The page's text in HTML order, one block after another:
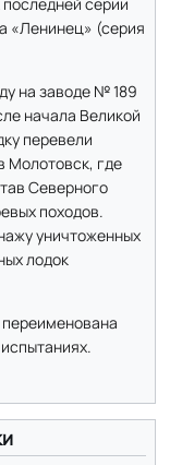
«Ленинец» (серия
на заводе № 189
начала Великой
перевели
Молотовск, где
Северного
походов.
уничтоженных
лодок